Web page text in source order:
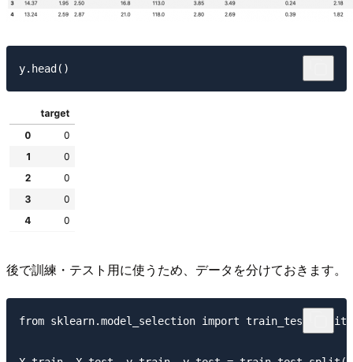
後で訓練・テスト用に使うため、データを分けておきます。
from sklearn.model_selection import train_test_split